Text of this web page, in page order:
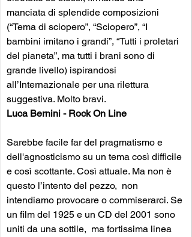
manciata di splendide composizioni
(“Tema di sciopero”, “Sciopero”, “I
bambini imitano i grandi”, “Tutti i proletari
del pianeta”, ma tutti i brani sono di
grande livello) ispirandosi
all’Internazionale per una rilettura
suggestiva. Molto bravi.
Luca Bernini - Rock On Line
Sarebbe facile far del pragmatismo e
dell'agnosticismo su un tema così difficile
e così scottante. Così attuale. Ma non è
questo l’intento del pezzo,  non
intendiamo provocare o commiserarci. Se
un film del 1925 e un CD del 2001 sono
uniti da una sottile,  ma fortissima linea